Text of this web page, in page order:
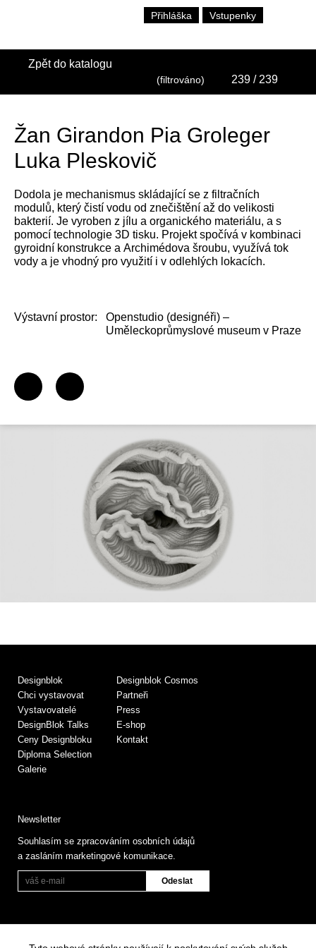
Přihláška Vstupenky
Zpět do katalogu
(filtrováno) 239 / 239
Žan Girandon Pia Groleger
Luka Pleskovič
Dodola je mechanismus skládající se z filtračních
modulů, který čistí vodu od znečištění až do velikosti
bakterií. Je vyroben z jílu a organického materiálu, a s
pomocí technologie 3D tisku. Projekt spočívá v kombinaci
gyroidní konstrukce a Archimédova šroubu, využívá tok
vody a je vhodný pro využití i v odlehlých lokacích.
Výstavní prostor:
Openstudio (designéři) –
Uměleckoprůmyslové museum v Praze
Designblok
Chci vystavovat
Vystavovatelé
DesignBlok Talks
Ceny Designbloku
Diploma Selection
Galerie
Designblok Cosmos
Partneři
Press
E-shop
Kontakt
Newsletter
Souhlasím se zpracováním osobních údajů
a zasláním marketingové komunikace.